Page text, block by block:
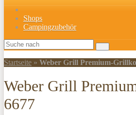
Shops
Campingzubehör
Startseite » Weber Grill Premium-
Weber Grill
6677